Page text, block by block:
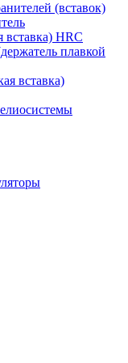
(вставок)
вставка) HRC
плавкой
вставка)